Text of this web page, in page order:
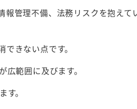
報管理不備、法務リスクを抱えて
きない点です。
範囲に及びます。
す。